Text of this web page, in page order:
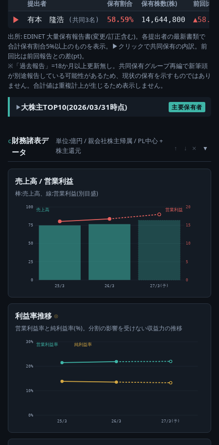
提出者 保有割合 保有株数(株) 前回比
▶ 有本 隆浩 (共同3名) 58.59% 14,644,800
出所: EDINET 大量保有報告書(変更/訂正含む)。各提出者の最新書類で
合計保有割合5%以上のものを表示。▶クリックで共同保有の内訳。前
回比は前回報告との差(pt)。
※「過去報告」=18か月以上更新無し。共同保有グループ再編で新筆頭
が別途報告している可能性があるため、現状の保有を示すものではあり
ません。合計値は重複計上が生じるため表示しません。
大株主TOP10(2026/03/31時点) 主要保有者
c財務諸表デ
ータ
単位:億円 / 親会社株主帰属 / PL中心 +
株主還元
↑ ↓ ×
売上高 / 営業利益
棒:売上高、線:営業利益(別目盛)
0
25
50
75
100
0
5
10
15
20
25/3 26/3 27/3(予)
売上高 営業利益
利益率推移 ⊙
営業利益率と純利益率(%)。分割の影響を受けない収益力の推移
0%
10%
20%
30%
営業利益率 純利益率
25/3 26/3 27/3(予)